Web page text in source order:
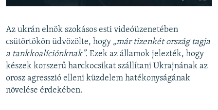
Auto 240p 360p 480p
720p 1080p
360p
480p
720p
1080p
Az ukrán elnök szokásos esti videóüzenetében
csütörtökön üdvözölte, hogy „már tizenkét ország tagja
a tankkoalíciónknak”. Ezek az államok jelezték, hogy
készek korszerű harckocsikat szállítani Ukrajnának az
orosz agresszió elleni küzdelem hatékonyságának
növelése érdekében.